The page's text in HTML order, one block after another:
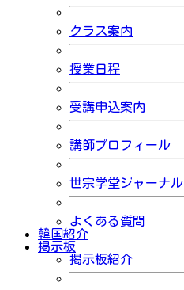
クラス案内
授業日程
受講申込案内
講師プロフィール
世宗学堂ジャーナル
よくある質問
韓国紹介
掲示板
掲示板紹介